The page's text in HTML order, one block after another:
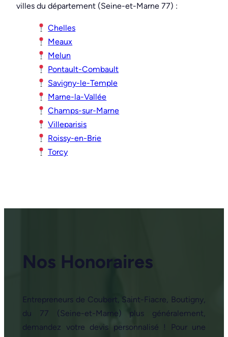
villes du département (Seine-et-Marne 77) :
Chelles
Meaux
Melun
Pontault-Combault
Savigny-le-Temple
Marne-la-Vallée
Champs-sur-Marne
Villeparisis
Roissy-en-Brie
Torcy
Nos Honoraires
Entrepreneurs de Coubert, Saint-Fiacre, Boutigny,
du 77 (Seine-et-Marne) plus généralement,
demandez votre devis personnalisé ! Pour une